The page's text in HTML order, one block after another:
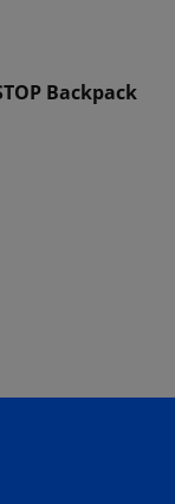
Backpack